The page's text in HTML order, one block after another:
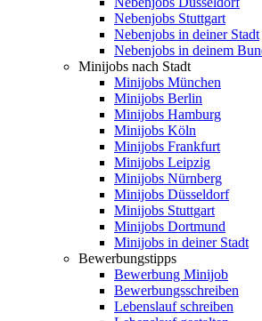
Nebenjobs Stuttgart
Nebenjobs in deiner Stadt
Nebenjobs in deinem
Minijobs nach Stadt
Minijobs München
Minijobs Berlin
Minijobs Hamburg
Minijobs Köln
Minijobs Frankfurt
Minijobs Leipzig
Minijobs Nürnberg
Minijobs Düsseldorf
Minijobs Stuttgart
Minijobs Dortmund
Minijobs in deiner Stadt
Bewerbungstipps
Bewerbung Minijob
Bewerbungsschreiben
Lebenslauf schreiben